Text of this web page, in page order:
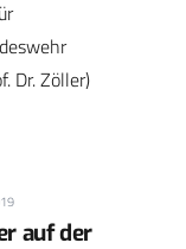
Dr. Zöller)
auf der